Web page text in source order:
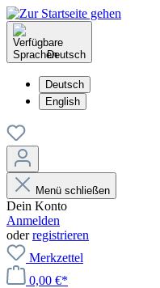
Deutsch
Deutsch
English
Menü schließen
Dein Konto
Anmelden
oderregistrieren
Merkzettel
0,00 €*